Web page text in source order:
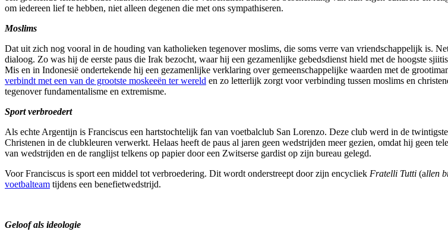
om iedereen lief te hebben, niet alleen degenen die met ons sympathiseren.
Moslims
Dat uit zich nog vooral in de houding van katholieken tegenover moslims, die soms verre van vriendschappelijk is.
dialoog. Zo was hij de eerste paus die Irak bezocht, waar hij een gezamenlijke gebedsdienst hield met de hoogste
Mis en in Indonesië ondertekende hij een gezamenlijke verklaring over gemeenschappelijke waarden met de
verbindt met een van de grootste moskeeën ter wereld en zo letterlijk zorgt voor verbinding tussen moslims en
tegenover fundamentalisme en extremisme.
Sport verbroedert
Als echte Argentijn is Franciscus een hartstochtelijk fan van voetbalclub San Lorenzo. Deze club werd in de
Christenen in de clubkleuren verwerkt. Helaas heeft de paus al jaren geen wedstrijden meer gezien, omdat hij geen
van wedstrijden en de ranglijst telkens op papier door een Zwitserse gardist op zijn bureau gelegd.
Voor Franciscus is sport een middel tot verbroedering. Dit wordt onderstreept door zijn encycliek Fratelli Tutti (allen
voetbalteam tijdens een benefietwedstrijd.
Geloof als ideologie